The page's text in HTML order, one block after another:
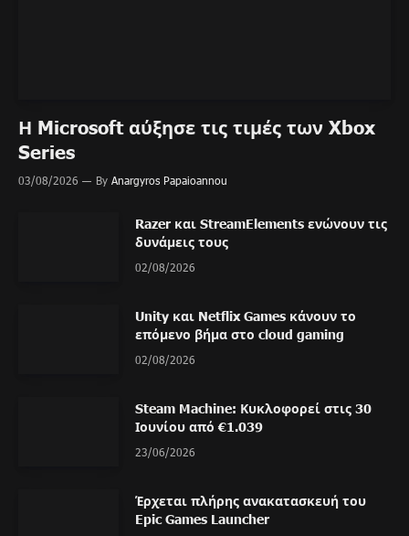
Η Microsoft αύξησε τις τιμές των Xbox
Series
03/08/2026 By Anargyros Papaioannou
Razer και StreamElements ενώνουν τις
δυνάμεις τους
02/08/2026
Unity και Netflix Games κάνουν το
επόμενο βήμα στο cloud gaming
02/08/2026
Steam Machine: Κυκλοφορεί στις 30
Ιουνίου από €1.039
23/06/2026
Έρχεται πλήρης ανακατασκευή του
Epic Games Launcher